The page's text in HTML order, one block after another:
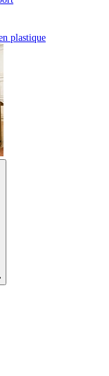
plastique